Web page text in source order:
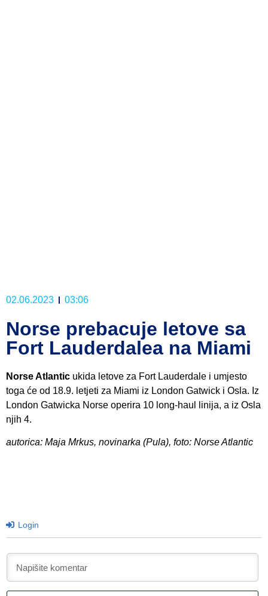
02.06.2023 03:06
Norse prebacuje letove sa
Fort Lauderdalea na Miami
Norse Atlantic ukida letove za Fort Lauderdale i umjesto
toga će od 18.9. letjeti za Miami iz London Gatwick i Osla. Iz
London Gatwicka Norse operira 10 long-haul linija, a iz Osla
njih 4.
autorica: Maja Mrkus, novinarka (Pula), foto: Norse Atlantic
Login